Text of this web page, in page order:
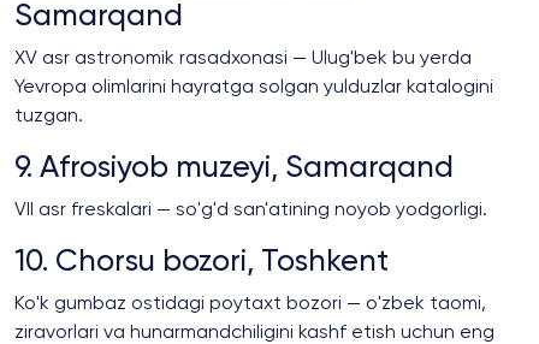
Samarqand
XV asr astronomik rasadxonasi — Ulug'bek bu yerda
Yevropa olimlarini hayratga solgan yulduzlar katalogini
tuzgan.
9. Afrosiyob muzeyi, Samarqand
VII asr freskalari — so'g'd san'atining noyob yodgorligi.
10. Chorsu bozori, Toshkent
Ko'k gumbaz ostidagi poytaxt bozori — o'zbek taomi,
ziravorlari va hunarmandchiligini kashf etish uchun eng